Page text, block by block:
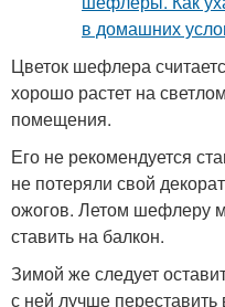
Цветок шефлера
хорошо растет на
помещения.
Его не рекомендуется
не потеряли свой
ожогов. Летом шефлеру
ставить на балкон.
Зимой же следует
с ней лучше